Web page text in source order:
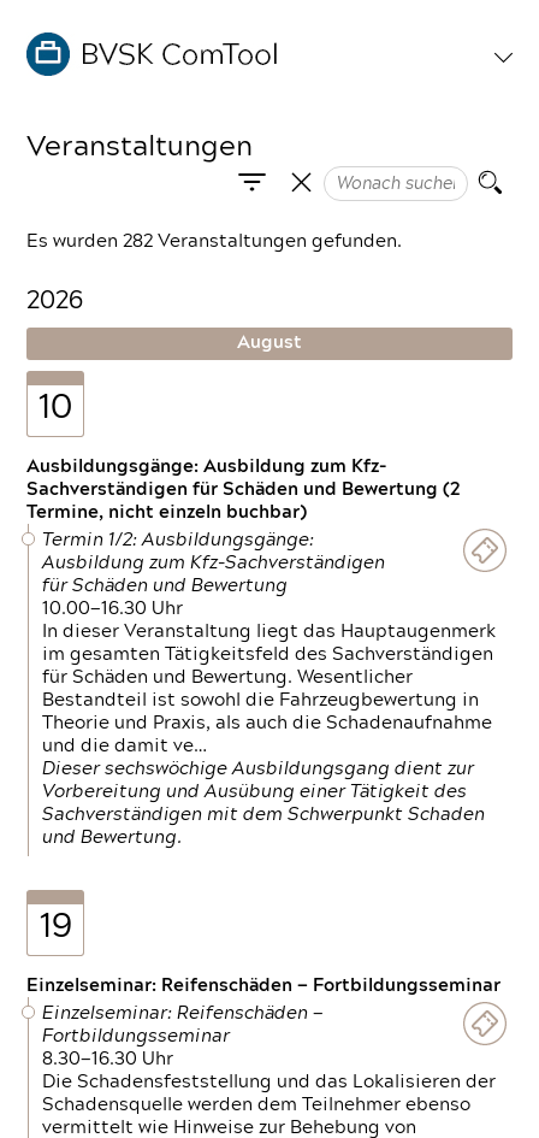
Veranstaltungen
Es wurden 282 Veranstaltungen gefunden.
2026
August
10
Ausbildungsgänge: Ausbildung zum Kfz-
Sachverständigen für Schäden und Bewertung (2
Termine, nicht einzeln buchbar)
Termin 1/2: Ausbildungsgänge:
Ausbildung zum Kfz-Sachverständigen
für Schäden und Bewertung
10.00—16.30 Uhr
In dieser Veranstaltung liegt das Hauptaugenmerk
im gesamten Tätigkeitsfeld des Sachverständigen
für Schäden und Bewertung. Wesentlicher
Bestandteil ist sowohl die Fahrzeugbewertung in
Theorie und Praxis, als auch die Schadenaufnahme
und die damit ve…
Dieser sechswöchige Ausbildungsgang dient zur
Vorbereitung und Ausübung einer Tätigkeit des
Sachverständigen mit dem Schwerpunkt Schaden
und Bewertung.
19
Einzelseminar: Reifenschäden — Fortbildungsseminar
Einzelseminar: Reifenschäden —
Fortbildungsseminar
8.30—16.30 Uhr
Die Schadensfeststellung und das Lokalisieren der
Schadensquelle werden dem Teilnehmer ebenso
vermittelt wie Hinweise zur Behebung von